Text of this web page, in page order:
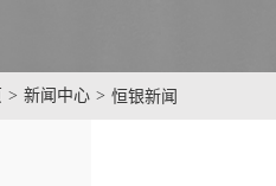
新闻中心 恒银新闻